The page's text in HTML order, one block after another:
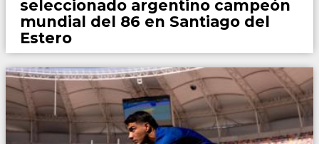
seleccionado argentino campeón
mundial del 86 en Santiago del
Estero